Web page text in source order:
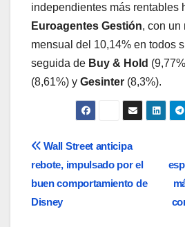
independientes más rentables
Euroagentes Gestión, con un
mensual del 10,14% en todos
seguida de Buy & Hold
(8,61%) y Gesinter (8,3%).
Navegación
de
entradas
Wall Street anticipa
rebote, impulsado por el
buen comportamiento de
Disney